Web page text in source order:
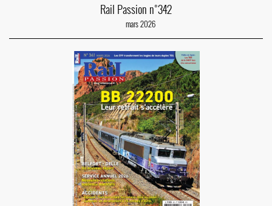
Rail Passion n°342
mars 2026